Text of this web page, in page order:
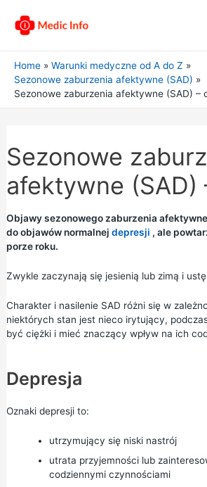
Home
Warunki medyczne od A do Z
Sezonowe zaburzenia afektywne (SAD)
Sezonowe zaburzenia afektywne (SAD) –
Sezonowe
afektywne (SAD)
Objawy sezonowego zaburzenia
do objawów normalnej depresji , ale
porze roku.
Zwykle zaczynają się jesienią lub zimą i
Charakter i nasilenie SAD różni się w
niektórych stan jest nieco irytujący,
być ciężki i mieć znaczący wpływ na ich
Depresja
Oznaki depresji to:
utrzymujący się niski nastrój
utrata przyjemności lub
codziennymi czynnościami